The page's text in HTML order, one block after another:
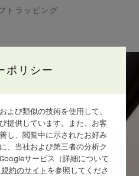
トラッピング
ツマンシップ
ポリシー
よび類似の技術を使用して、
提供しています。また、お客
し、閲覧中に示されたお好み
、当社および第三者の分析ク
サービス（詳細について
約のサイト を参照してくださ